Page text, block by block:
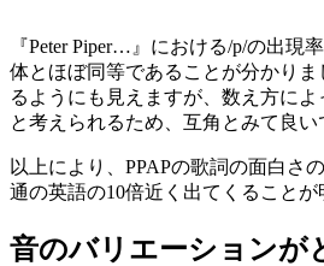
『Peter Piper…』における/p/の出現
体とほぼ同等であることが分かり
るようにも見えますが、数え方に
と考えられるため、互角とみて良い
以上により、PPAPの歌詞の面白さ
通の英語の10倍近く出てくることが
音のバリエーションが